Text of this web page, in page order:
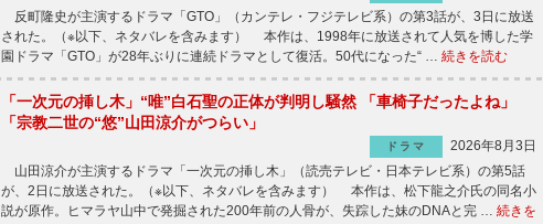
反町隆史が主演するドラマ「GTO」（カンテレ・フジテレビ系）の第3話が、3日に放送
された。（※以下、ネタバレを含みます） 本作は、1998年に放送されて人気を博した学
園ドラマ「GTO」が28年ぶりに連続ドラマとして復活。50代になった“ … 続きを読む
「一次元の挿し木」“唯”白石聖の正体が判明し騒然 「車椅子だったよね」
「宗教二世の“悠”山田涼介がつらい」
ドラマ
2026年8月3日
山田涼介が主演するドラマ「一次元の挿し木」（読売テレビ・日本テレビ系）の第5話
が、2日に放送された。（※以下、ネタバレを含みます） 本作は、松下龍之介氏の同名小
説が原作。ヒマラヤ山中で発掘された200年前の人骨が、失踪した妹のDNAと完 … 続きを